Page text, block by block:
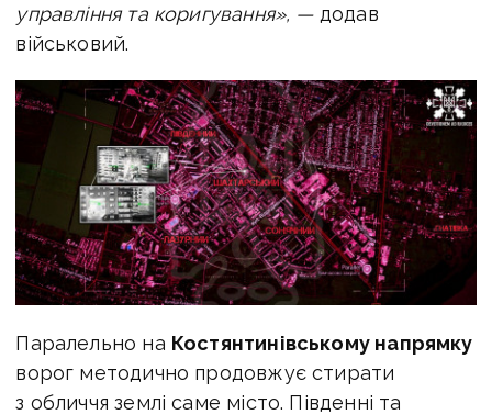
управління та коригування», —додав
військовий.
Паралельно на Костянтинівському напрямку
ворог методично продовжує стирати
з обличчя землі саме місто. Південні та